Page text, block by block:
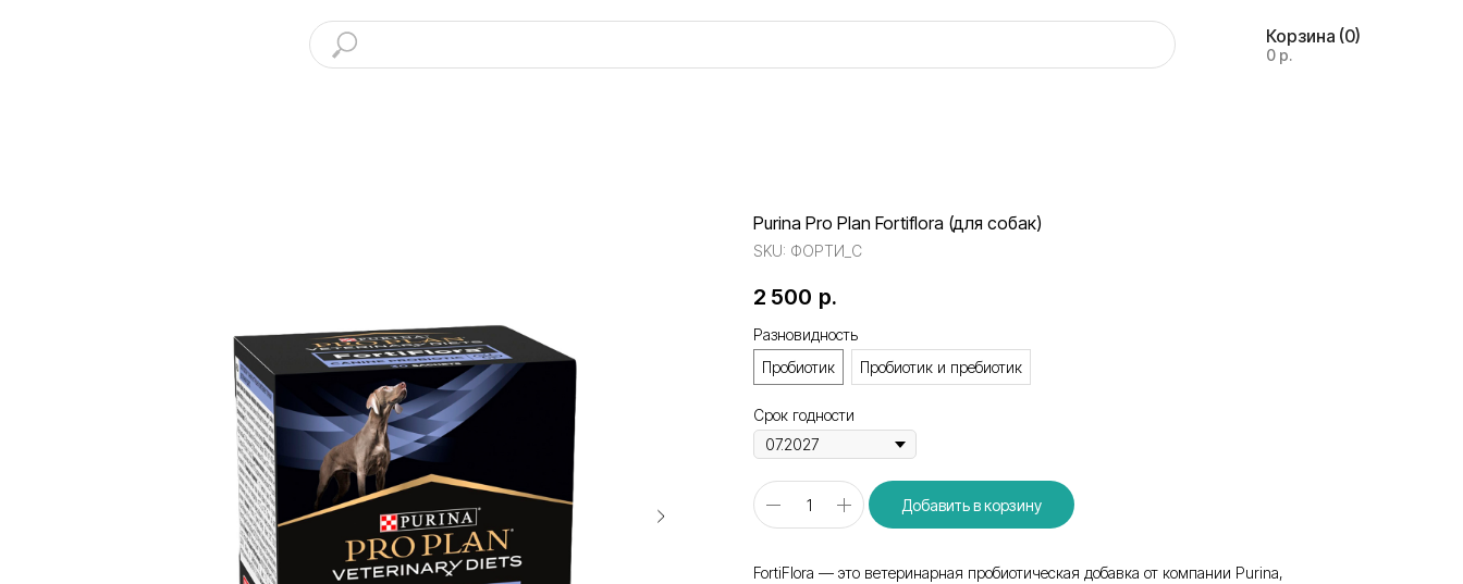
(0)
Корзина
0 р.
Purina Pro Plan Fortiflora (для собак)
SKU: ФОРТИ_С
2 500 р.
Разновидность
Пробиотик
Пробиотик и пребиотик
Срок годности
Добавить в корзину
FortiFlora — это ветеринарная пробиотическая добавка от компании Purina,